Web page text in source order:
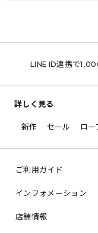
LINE ID連携で
詳しく見る
新作 セール ロー
ご利用ガイド
インフォメーション
店舗情報